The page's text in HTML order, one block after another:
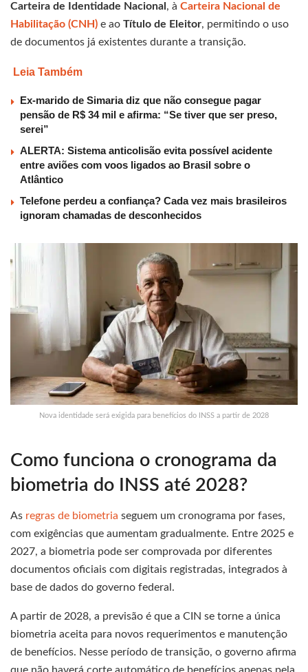
Carteira de Identidade Nacional , à Carteira Nacional de
Habilitação (CNH) e ao Título de Eleitor, permitindo o uso
de documentos já existentes durante a transição.
Leia Também
Ex-marido de Simaria diz que não consegue pagar
pensão de R$ 34 mil e afirma: “Se tiver que ser preso,
serei”
ALERTA: Sistema anticolisão evita possível acidente
entre aviões com voos ligados ao Brasil sobre o
Atlântico
Telefone perdeu a confiança? Cada vez mais brasileiros
ignoram chamadas de desconhecidos
Nova identidade será exigida para benefícios do INSS a partir de 2028
Como funciona o cronograma da
biometria do INSS até 2028?
As regras de biometria seguem um cronograma por fases,
com exigências que aumentam gradualmente. Entre 2025 e
2027, a biometria pode ser comprovada por diferentes
documentos oficiais com digitais registradas, integrados à
base de dados do governo federal.
A partir de 2028, a previsão é que a CIN se torne a única
biometria aceita para novos requerimentos e manutenção
de benefícios. Nesse período de transição, o governo afirma